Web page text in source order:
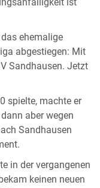
ist
ehemalige
abgestiegen: Mit
Sandhausen. Jetzt
spielte, machte er
aber wegen
Sandhausen
in der vergangenen
keinen neuen